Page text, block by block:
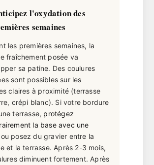
l'oxydation des
semaines
les premières semaines, la
fraîchement posée va
sa patine. Des coulures
sont possibles sur les
claires à proximité (terrasse
crépi blanc). Si votre bordure
terrasse, protégez
la base avec une
ou posez du gravier entre la
et la terrasse. Après 2-3 mois,
diminuent fortement. Après